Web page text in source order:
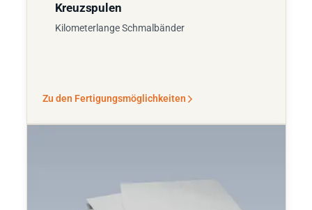
Kreuzspulen
Kilometerlange Schmalbänder
Zu den Fertigungsmöglichkeiten